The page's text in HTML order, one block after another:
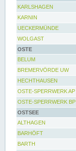
KARLSHAGEN
KARNIN
UECKERMÜNDE
WOLGAST
OSTE
BELUM
BREMERVÖRDE UW
HECHTHAUSEN
OSTE-SPERRWERK AP
OSTE-SPERRWERK BP
OSTSEE
ALTHAGEN
BARHÖFT
BARTH